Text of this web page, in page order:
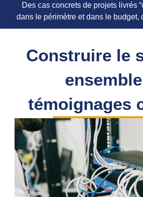
Des cas concrets de projets livrés
dans le périmètre et dans le budget,
Construire le
témoignages